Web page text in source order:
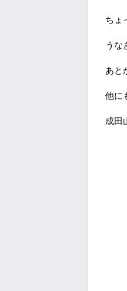
ちょ
うな
あと
他に
成田